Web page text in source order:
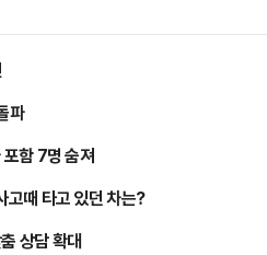
파
함 7명 숨져
때 타고 있던 차는?
상담 확대